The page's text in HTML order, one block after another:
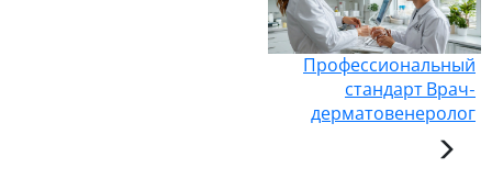
Профессиональный
стандарт Врач-
дерматовенеролог